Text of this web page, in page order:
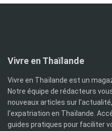
Vivre en Thaïlande
Vivre en Thaïlande est un
Notre équipe de rédacteurs
nouveaux articles sur
l'expatriation en Thaïlande.
guides pratiques pour faciliter